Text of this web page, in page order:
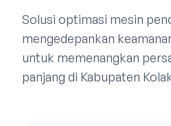
Solusi optimasi mesin
mengedepankan
untuk memenangkan
panjang di Kabupaten